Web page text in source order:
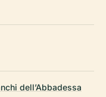
dell’Abbadessa